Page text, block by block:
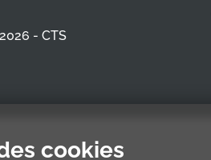
cookies
- CTS